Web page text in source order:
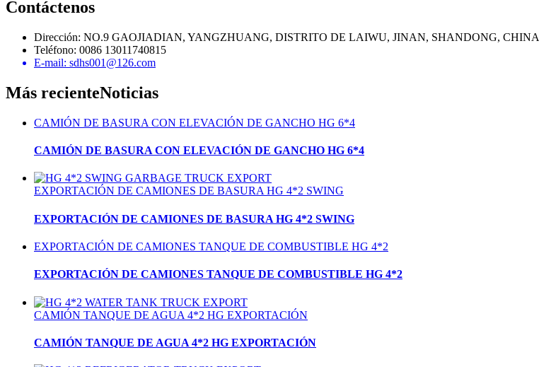
Contáctenos
Dirección: NO.9 GAOJIADIAN, YANGZHUANG, DISTRITO DE LAIWU, JINAN, SHANDONG, CHINA
Teléfono: 0086 13011740815
E-mail: sdhs001@126.com
Más recienteNoticias
CAMIÓN DE BASURA CON ELEVACIÓN DE GANCHO HG 6*4
CAMIÓN DE BASURA CON ELEVACIÓN DE GANCHO HG 6*4
EXPORTACIÓN DE CAMIONES DE BASURA HG 4*2 SWING
EXPORTACIÓN DE CAMIONES DE BASURA HG 4*2 SWING
EXPORTACIÓN DE CAMIONES TANQUE DE COMBUSTIBLE HG 4*2
EXPORTACIÓN DE CAMIONES TANQUE DE COMBUSTIBLE HG 4*2
CAMIÓN TANQUE DE AGUA 4*2 HG EXPORTACIÓN
CAMIÓN TANQUE DE AGUA 4*2 HG EXPORTACIÓN